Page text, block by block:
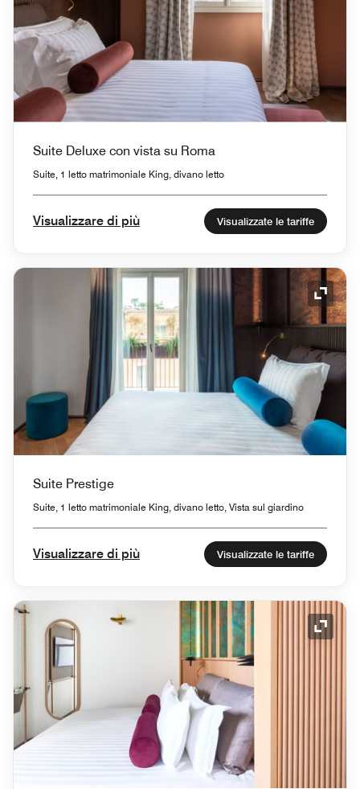
Suite Deluxe con vista su Roma
Suite, 1 letto matrimoniale King, divano letto
Visualizzare di più Visualizzate le tariffe
Icona
Suite Prestige
Suite, 1 letto matrimoniale King, divano letto, Vista sul giardino
Visualizzare di più Visualizzate le tariffe
Icona